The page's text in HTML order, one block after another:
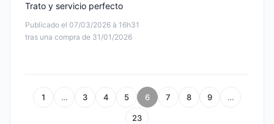
Publicado el 07/03/2026 à 16h31
tras una compra de 31/01/2026
Trato y servicio perfecto
1 … 3 4 5 6 7 8 9 …
23